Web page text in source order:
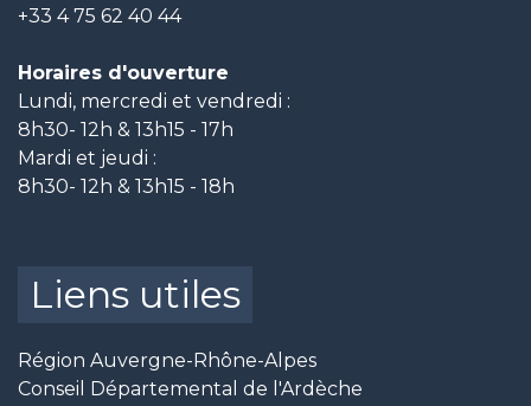
+33 4 75 62 40 44
Horaires d'ouverture
Lundi, mercredi et vendredi :
8h30- 12h & 13h15 - 17h
Mardi et jeudi :
8h30- 12h & 13h15 - 18h
Liens utiles
Région Auvergne-Rhône-Alpes
Conseil Départemental de l'Ardèche